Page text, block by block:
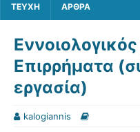
ΤΕΥΧΗ ΑΡΘΡΑ
Επιρρήματα
εργασία)
kalogiannis